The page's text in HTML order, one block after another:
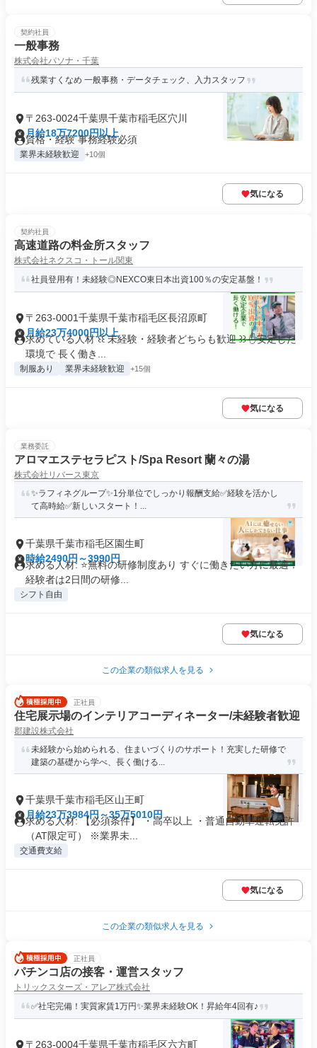
契約社員
一般事務
株式会社パソナ・千葉
残業すくなめ 一般事務・データチェック、入力スタッフ
〒263-0024千葉県千葉市稲毛区穴川
月給18万7200円以上
資格・経験 事務経験必須
業界未経験歓迎 +10個
気になる
契約社員
高速道路の料金所スタッフ
株式会社ネクスコ・トール関東
社員登用有！未経験◎NEXCO東日本出資100％の安定基盤！
〒263-0001千葉県千葉市稲毛区長沼原町
月給23万4000円以上
求めている人材 ꒰꒰ 未経験・経験者どちらも歓迎 ꒱꒱ ✋安定した
環境で 長く働き...
制服あり 業界未経験歓迎 +15個
気になる
業務委託
アロマエステセラピスト/Spa Resort 蘭々の湯
株式会社リバース東京
✨️ラフィネグループ✨1分単位でしっかり報酬支給✅経験を活かし
て高時給✅️新しいスタート！...
千葉県千葉市稲毛区園生町
時給2490円～3990円
求める人材: ⭐️無料の研修制度あり すぐに働きたい方に最適！
経験者は2日間の研修...
シフト自由
気になる
この企業の類似求人を見る
正社員
住宅展示場のインテリアコーディネーター/未経験者歓迎
郡建設株式会社
未経験から始められる、住まいづくりのサポート！充実した研修で
建築の基礎から学べ、長く働ける...
千葉県千葉市稲毛区山王町
月給23万3984円～35万5010円
求める人材: 【必須条件】 ・高卒以上 ・普通自動車運転免許
（AT限定可） ※業界未...
交通費支給
気になる
この企業の類似求人を見る
正社員
パチンコ店の接客・運営スタッフ
トリックスターズ・アレア株式会社
✅社宅完備！実質家賃1万円✨業界未経験OK！昇給年4回有♪
〒263-0004千葉県千葉市稲毛区六方町